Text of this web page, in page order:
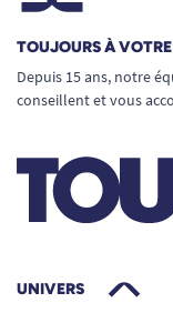
En cas de
professionnel
sur le choix
l’incontinence
problèmes
TOUJOURS À
Depuis 15 ans, notre
conseillent et vous
UNIVERS